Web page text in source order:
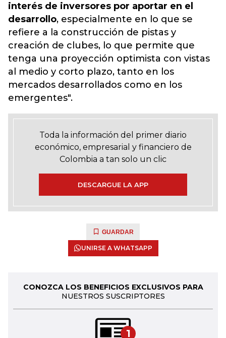
interés de inversores por aportar en el
desarrollo, especialmente en lo que se
refiere a la construcción de pistas y
creación de clubes, lo que permite que
tenga una proyección optimista con vistas
al medio y corto plazo, tanto en los
mercados desarrollados como en los
emergentes".
Toda la información del primer diario
económico, empresarial y financiero de
Colombia a tan solo un clic
DESCARGUE LA APP
GUARDAR
UNIRSE A WHATSAPP
CONOZCA LOS BENEFICIOS EXCLUSIVOS PARA
NUESTROS SUSCRIPTORES
1